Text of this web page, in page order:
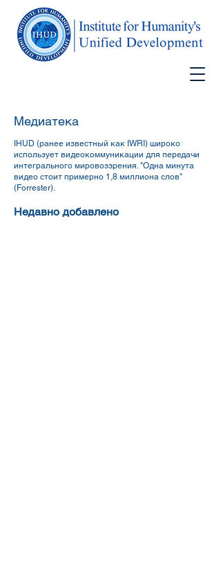
Медиатека
IHUD (ранее известный как IWRI) широко
использует видеокоммуникации для передачи
интегрального мировоззрения. "Одна минута
видео стоит примерно 1,8 миллиона слов"
(Forrester).
Недавно добавлено